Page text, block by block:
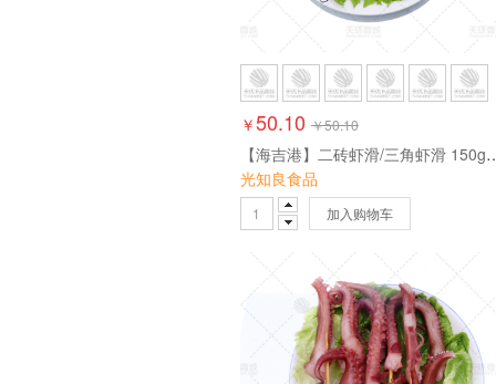
￥50.10 ￥50.10
【海吉港】二
光知良食品
加入购物车